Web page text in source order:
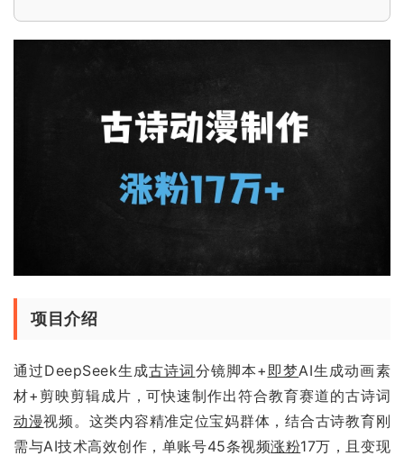
项目介绍
通过DeepSeek生成古诗词分镜脚本+ 即梦AI生成动画素
材+剪映剪辑成片，可快速制作出符合教育赛道的古诗词
动漫视频。这类内容精准定位宝妈群体，结合古诗教育刚
需与AI技术高效创作，单账号45条视频涨粉17万，且变现